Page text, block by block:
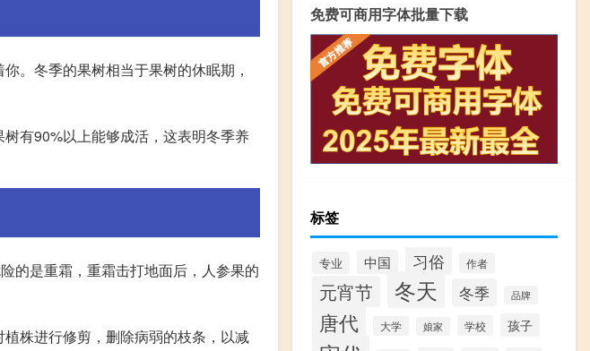
。冬季的果树相当于果树的休眠期，
有90%以上能够成活，这表明冬季养
的是重霜，重霜击打地面后，人参果的
株进行修剪，删除病弱的枝条，以减
免费可商用字体批量下载
标签
专业 中国 习俗 作者
元宵节 冬天 冬季 品牌
唐代 大学 娘家 学校 孩子